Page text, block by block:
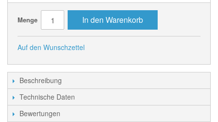
Menge In den Warenkorb
Auf den Wunschzettel
Beschreibung
Technische Daten
Bewertungen